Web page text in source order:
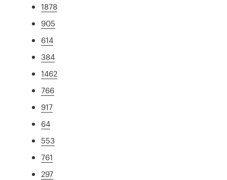
1878
905
614
384
1462
766
917
64
553
761
297